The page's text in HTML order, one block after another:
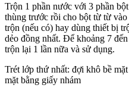
Trộn 1 phần nước với 3 phần
thùng trước rồi cho bột từ từ
trộn (nếu có) hay dùng thiết bị
dẻo đồng nhất. Để khoảng 7
trộn lại 1 lần nữa và sử dụng.
Trét lớp thứ nhất: đợi khô bề
mặt bằng giấy nhám